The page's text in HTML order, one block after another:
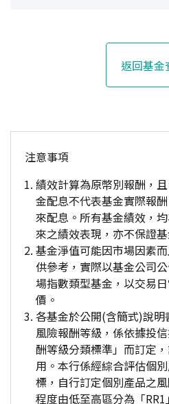
返回基金
注意事項
績效計算為原幣別報酬，
金配息不代表基金實際報
來配息。所有基金績效，
來之績效表現，亦不保證
基金淨值可能因市場因素
供參考，實際以基金公司
場指數類型基金，以交易
價。
各基金於公開(含簡式)說
風險報酬等級，係依據投
酬等級分類標準」而訂定
用。本行係經綜合評估個
標，自行訂定個別產品之
程度由低至高區分為「RR1